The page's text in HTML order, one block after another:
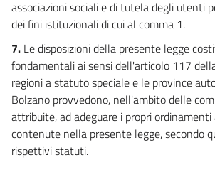
associazioni sociali e di tutela degli utenti
dei fini istituzionali di cui al comma 1.
7. Le disposizioni della presente legge
fondamentali ai sensi dell'articolo 117
regioni a statuto speciale e le province
Bolzano provvedono, nell'ambito delle
attribuite, ad adeguare i propri ordinamenti
contenute nella presente legge, secondo
rispettivi statuti.